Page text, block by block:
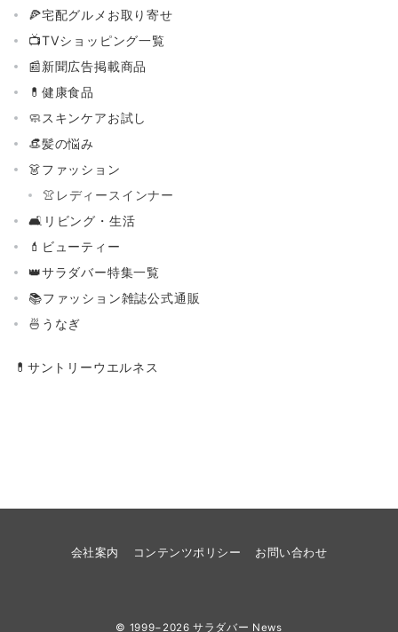
🍕宅配グルメお取り寄せ
📺TVショッピング一覧
📰新聞広告掲載商品
💊健康食品
🧼スキンケアお試し
👒髪の悩み
👗ファッション
👚レディースインナー
🛋リビング・生活
💄ビューティー
👑サラダバー特集一覧
📚ファッション雑誌公式通販
🍜うなぎ
💊 サントリーウエルネス
会社案内 コンテンツポリシー お問い合わせ
© 1999−2026サラダバー News